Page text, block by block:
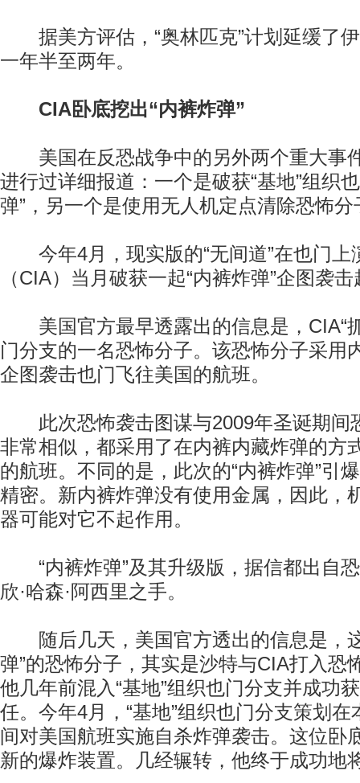
据美方评估，“奥林匹克”计划延缓了
一年半至两年。
CIA卧底挖出“内裤炸弹”
美国在反恐战争中的另外两个重大事
进行过详细报道：一个是破获“基地”组织
弹”，另一个是使用无人机定点清除恐怖分
今年4月，现实版的“无间道”在也门上
（CIA）当月破获一起“内裤炸弹”企图袭
美国官方最早透露出的信息是，CIA“抓
门分支的一名恐怖分子。该恐怖分子采用
企图袭击也门飞往美国的航班。
此次恐怖袭击图谋与2009年圣诞期间
非常相似，都采用了在内裤内藏炸弹的方
的航班。不同的是，此次的“内裤炸弹”引
精密。新内裤炸弹没有使用金属，因此，
器可能对它不起作用。
“内裤炸弹”及其升级版，据信都出自
欣·哈森·阿西里之手。
随后几天，美国官方透出的信息是，
弹”的恐怖分子，其实是沙特与CIA打入恐
他几年前混入“基地”组织也门分支并成功
任。今年4月，“基地”组织也门分支策划在
间对美国航班实施自杀炸弹袭击。这位卧
新的爆炸装置。几经辗转，他终于成功地